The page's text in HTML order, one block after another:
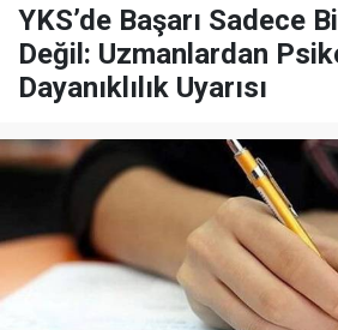
YKS’de Başarı Sadece
Değil: Uzmanlardan
Dayanıklılık Uyarısı